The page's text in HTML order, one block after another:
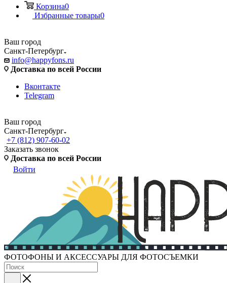
Корзина0
Избранные товары0
Ваш город
Санкт-Петербург
info@happyfons.ru
Доставка по всей России
Вконтакте
Telegram
Ваш город
Санкт-Петербург
+7 (812) 907-60-02
Заказать звонок
Доставка по всей России
Войти
ФОТОФОНЫ И АКСЕССУАРЫ ДЛЯ ФОТОСЪЕМКИ